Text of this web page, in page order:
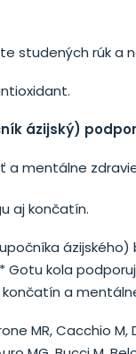
studených rúk a
ázijský)
a mentálne
aj končatín.
Gotu kola
a
MR, Cacchio M,